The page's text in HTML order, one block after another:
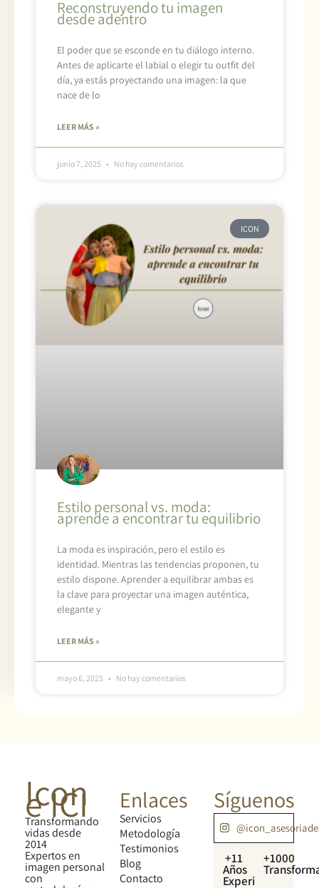
Reconstruyendo tu imagen
desde adentro
El poder que se esconde en tu diálogo interno.
Antes de aplicarte el labial o elegir tu outfit del
día, ya estás proyectando una imagen: la que
nace de lo
LEER MÁS »
junio 7, 2025 No hay comentarios
ICON
Estilo personal vs. moda:
aprende a encontrar tu equilibrio
La moda es inspiración, pero el estilo es
identidad. Mientras las tendencias proponen, tu
estilo dispone. Aprender a equilibrar ambas es
la clave para proyectar una imagen auténtica,
elegante y
LEER MÁS »
mayo 6, 2025 No hay comentarios
Icon
e ICI
Transformando
vidas desde
2014
Expertos en
imagen personal
con
Enlaces
Servicios
Metodología
Testimonios
Blog
Contacto
Síguenos
+11
Años
Experiencia
+1000